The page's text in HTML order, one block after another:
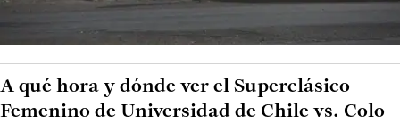
A qué hora y dónde ver el Superclásico
Femenino de Universidad de Chile vs. Colo